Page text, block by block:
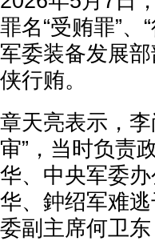
罪名“受贿罪”
军委装备发展
侠行贿。
章天亮表示，
审”，当时负责
华、中央军委
华、鈡绍军难
委副主席何卫